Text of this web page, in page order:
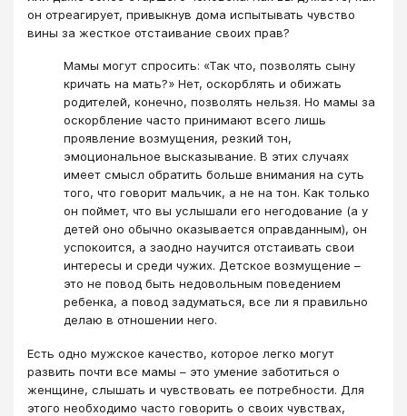
он отреагирует, привыкнув дома испытывать чувство
вины за жесткое отстаивание своих прав?
Мамы могут спросить: «Так что, позволять сыну
кричать на мать?» Нет, оскорблять и обижать
родителей, конечно, позволять нельзя. Но мамы за
оскорбление часто принимают всего лишь
проявление возмущения, резкий тон,
эмоциональное высказывание. В этих случаях
имеет смысл обратить больше внимания на суть
того, что говорит мальчик, а не на тон. Как только
он поймет, что вы услышали его негодование (а у
детей оно обычно оказывается оправданным), он
успокоится, а заодно научится отстаивать свои
интересы и среди чужих. Детское возмущение –
это не повод быть недовольным поведением
ребенка, а повод задуматься, все ли я правильно
делаю в отношении него.
Есть одно мужское качество, которое легко могут
развить почти все мамы – это умение заботиться о
женщине, слышать и чувствовать ее потребности. Для
этого необходимо часто говорить о своих чувствах,